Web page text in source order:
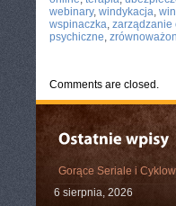
webinary, windykacja,
wspinaczka, zarządzanie
psychiczne,
Comments are closed.
Gorące Seriale i
6 sierpnia, 2026